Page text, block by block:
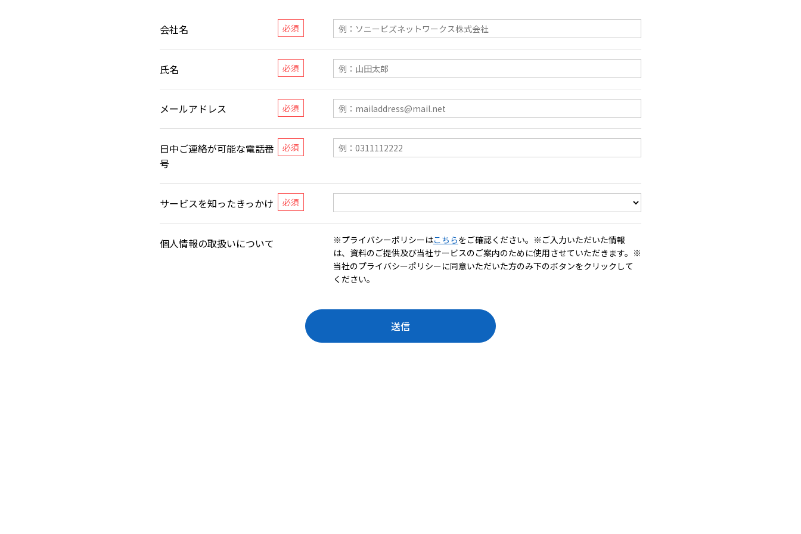
会社名
氏名
メールアドレス
日中ご連絡が可能な電話番
号
サービスを知ったきっかけ
個人情報の取扱いについて ※プライバシーポリシーはこちらをご確認ください。※ご入力いただいた情報
は、資料のご提供及び当社サービスのご案内のために使用させていただきます。※
当社のプライバシーポリシーに同意いただいた方のみ下のボタンをクリックして
ください。